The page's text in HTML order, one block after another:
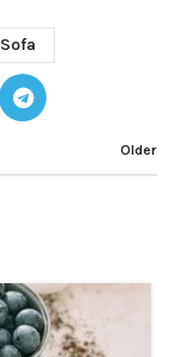
Sofa
Older